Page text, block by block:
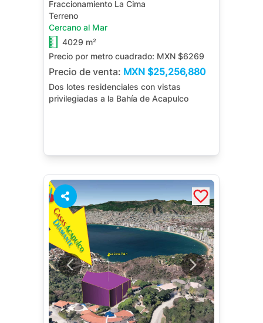
Fraccionamiento La Cima
Terreno
Cercano al Mar
4029 m²
Precio por metro cuadrado: MXN $6269
Precio de venta: MXN $25,256,880
Dos lotes residenciales con vistas
privilegiadas a la Bahía de Acapulco